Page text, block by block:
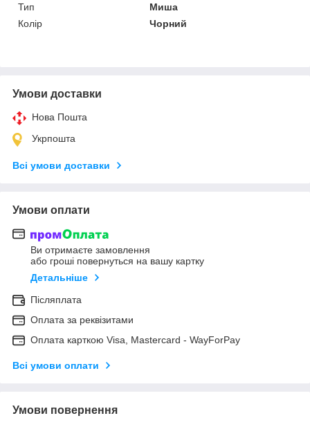
Тип
Миша
Колір
Чорний
Умови доставки
Нова Пошта
Укрпошта
Всі умови доставки
Умови оплати
Ви отримаєте замовлення
або гроші повернуться на вашу картку
Детальніше
Післяплата
Оплата за реквізитами
Оплата карткою Visa, Mastercard - WayForPay
Всі умови оплати
Умови повернення